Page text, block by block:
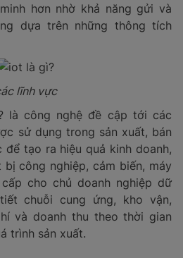
hơn nhờ khả năng gửi và
dựa trên những thông tích
lĩnh vực
là công nghệ đề cập tới các
sử dụng trong sản xuất, bán
tạo ra hiệu quả kinh doanh,
công nghiệp, cảm biến, máy
cho chủ doanh nghiệp dữ
chuỗi cung ứng, kho vận,
và doanh thu theo thời gian
trình sản xuất.